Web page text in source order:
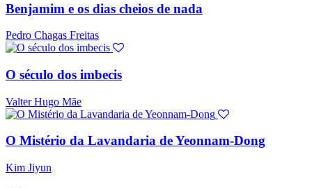
Benjamim e os dias cheios de nada
Pedro Chagas Freitas
O século dos imbecis
Valter Hugo Mãe
O Mistério da Lavandaria de Yeonnam-Dong
Kim Jiyun